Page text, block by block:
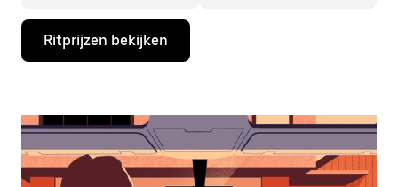
Druk
de
de
te
openen
Ritprijzen bekijken